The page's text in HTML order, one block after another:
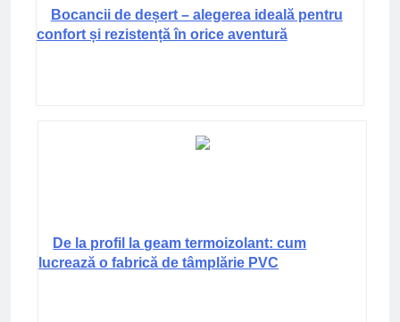
Bocancii de deșert – alegerea ideală pentru
confort și rezistență în orice aventură
De la profil la geam termoizolant: cum
lucrează o fabrică de tâmplărie PVC